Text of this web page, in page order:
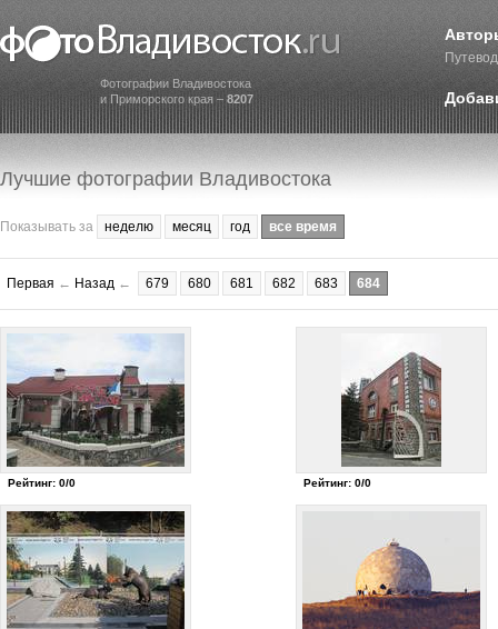
Фотографии Владивостока
и Приморского края – 8207
Лучшие фотографии Владивостока
Показывать за неделю месяц год все время
Первая ← Назад ← 679 680 681 682 683 684
Рейтинг: 0/0 Рейтинг: 0/0